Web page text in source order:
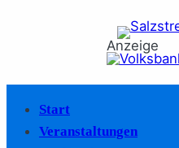
Anzeige
Start
Veranstaltungen